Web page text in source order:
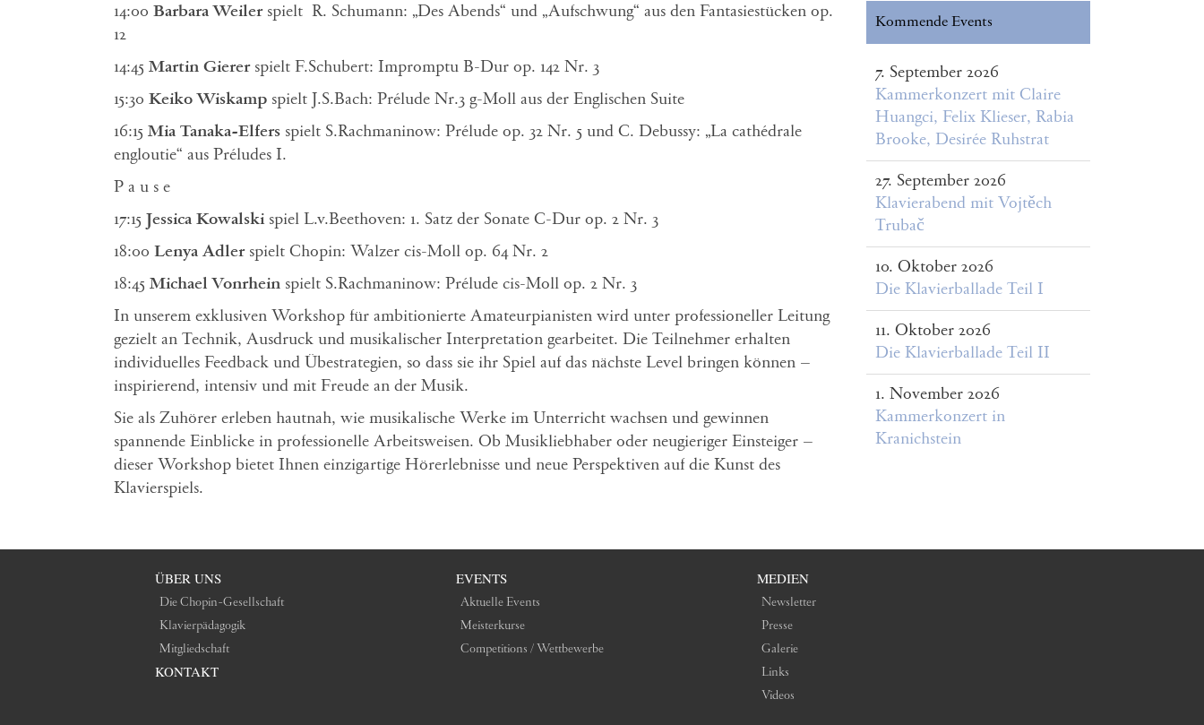
14:00 Barbara Weilerspielt R. Schumann: „Des Abends“ und „Aufschwung“ aus den Fantasiestücken op.
12
14:45 Martin Giererspielt F.Schubert: Impromptu B-Dur op. 142 Nr. 3
15:30 Keiko Wiskamp spielt J.S.Bach: Prélude Nr.3 g-Moll aus der Englischen Suite
16:15 Mia Tanaka-Elfers spielt S.Rachmaninow: Prélude op. 32 Nr. 5 und C. Debussy: „La cathédrale
engloutie“ aus Préludes I.
P a u s e
17:15 Jessica Kowalskispiel L.v.Beethoven: 1. Satz der Sonate C-Dur op. 2 Nr. 3
18:00 Lenya Adlerspielt Chopin: Walzer cis-Moll op. 64 Nr. 2
18:45 Michael Vonrhein spielt S.Rachmaninow: Prélude cis-Moll op. 2 Nr. 3
In unserem exklusiven Workshop für ambitionierte Amateurpianisten wird unter professioneller Leitung
gezielt an Technik, Ausdruck und musikalischer Interpretation gearbeitet. Die Teilnehmer erhalten
individuelles Feedback und Übestrategien, so dass sie ihr Spiel auf das nächste Level bringen können –
inspirierend, intensiv und mit Freude an der Musik.
Sie als Zuhörer erleben hautnah, wie musikalische Werke im Unterricht wachsen und gewinnen
spannende Einblicke in professionelle Arbeitsweisen. Ob Musikliebhaber oder neugieriger Einsteiger –
dieser Workshop bietet Ihnen einzigartige Hörerlebnisse und neue Perspektiven auf die Kunst des
Klavierspiels.
Kommende Events
7. September 2026
Kammerkonzert mit Claire
Huangci, Felix Klieser, Rabia
Brooke, Desirée Ruhstrat
27. September 2026
Klavierabend mit Vojtěch
Trubač
10. Oktober 2026
Die Klavierballade Teil I
11. Oktober 2026
Die Klavierballade Teil II
1. November 2026
Kammerkonzert in
Kranichstein
ÜBER UNS
Die Chopin-Gesellschaft
Klavierpädagogik
Mitgliedschaft
KONTAKT
EVENTS
Aktuelle Events
Meisterkurse
Competitions / Wettbewerbe
MEDIEN
Newsletter
Presse
Galerie
Links
Videos